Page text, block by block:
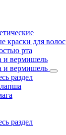
краски для волос
рта
и вермишель
и вермишель
раздел
раздел